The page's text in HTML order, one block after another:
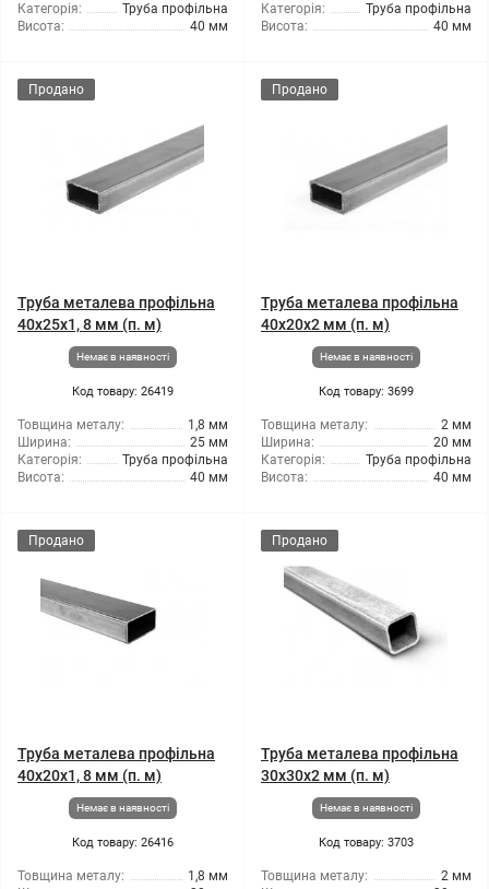
Категорія:
Труба профільна
Висота:
40 мм
Категорія:
Труба профільна
Висота:
40 мм
Продано
Труба металева профільна
40x25x1, 8 мм (п. м)
Немає в наявності
Код товару: 26419
Товщина металу:
1,8 мм
Ширина:
25 мм
Категорія:
Труба профільна
Висота:
40 мм
Продано
Труба металева профільна
40x20x2 мм (п. м)
Немає в наявності
Код товару: 3699
Товщина металу:
2 мм
Ширина:
20 мм
Категорія:
Труба профільна
Висота:
40 мм
Продано
Труба металева профільна
40x20x1, 8 мм (п. м)
Немає в наявності
Код товару: 26416
Товщина металу:
1,8 мм
Продано
Труба металева профільна
30x30x2 мм (п. м)
Немає в наявності
Код товару: 3703
Товщина металу:
2 мм